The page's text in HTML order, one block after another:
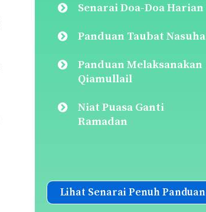
Senarai Doa-Doa Harian
Panduan Taubat Nasuha
Panduan Melaksanakan
Qiamullail
Niat Puasa Ganti
Ramadan
Lihat Senarai Penuh Panduan